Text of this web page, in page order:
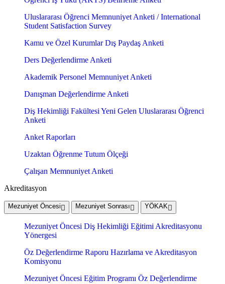
Uluslararası Öğrenci Memnuniyet Anketi / International
Student Satisfaction Survey
Kamu ve Özel Kurumlar Dış Paydaş Anketi
Ders Değerlendirme Anketi
Akademik Personel Memnuniyet Anketi
Danışman Değerlendirme Anketi
Diş Hekimliği Fakültesi Yeni Gelen Uluslararası Öğrenci
Anketi
Anket Raporları
Uzaktan Öğrenme Tutum Ölçeği
Çalışan Memnuniyet Anketi
Akreditasyon
Mezuniyet Öncesi Mezuniyet Sonrası YÖKAK
Mezuniyet Öncesi Diş Hekimliği Eğitimi Akreditasyonu
Yönergesi
Öz Değerlendirme Raporu Hazırlama ve Akreditasyon
Komisyonu
Mezuniyet Öncesi Eğitim Programı Öz Değerlendirme